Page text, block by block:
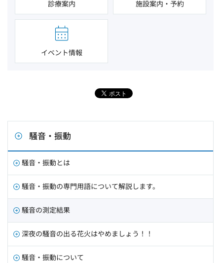
診療案内 施設案内・予約
イベント情報
騒音・振動
騒音・振動とは
騒音・振動の専門用語について解説します。
騒音の測定結果
深夜の騒音の出る花火はやめましょう！！
騒音・振動について